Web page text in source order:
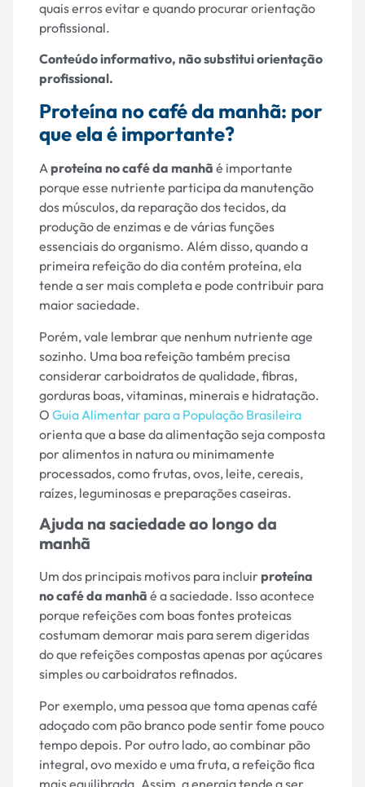
quais erros evitar e quando procurar orientação
profissional.
Conteúdo informativo, não substitui orientação
profissional.
Proteína no café da manhã: por
que ela é importante?
Aproteína no café da manhã é importante
porque esse nutriente participa da manutenção
dos músculos, da reparação dos tecidos, da
produção de enzimas e de várias funções
essenciais do organismo. Além disso, quando a
primeira refeição do dia contém proteína, ela
tende a ser mais completa e pode contribuir para
maior saciedade.
Porém, vale lembrar que nenhum nutriente age
sozinho. Uma boa refeição também precisa
considerar carboidratos de qualidade, fibras,
gorduras boas, vitaminas, minerais e hidratação.
O Guia Alimentar para a População Brasileira
orienta que a base da alimentação seja composta
por alimentos in natura ou minimamente
processados, como frutas, ovos, leite, cereais,
raízes, leguminosas e preparações caseiras.
Ajuda na saciedade ao longo da
manhã
Um dos principais motivos para incluirproteína
no café da manhã é a saciedade. Isso acontece
porque refeições com boas fontes proteicas
costumam demorar mais para serem digeridas
do que refeições compostas apenas por açúcares
simples ou carboidratos refinados.
Por exemplo, uma pessoa que toma apenas café
adoçado com pão branco pode sentir fome pouco
tempo depois. Por outro lado, ao combinar pão
integral, ovo mexido e uma fruta, a refeição fica
mais equilibrada. Assim, a energia tende a ser